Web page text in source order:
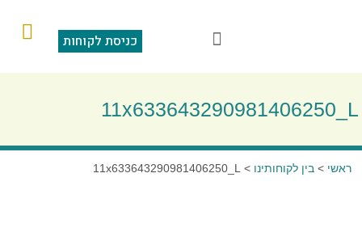
כניסת לקוחות
11x633643290981406250_L
ראשי >בין לקוחותינו >
11x633643290981406250_L